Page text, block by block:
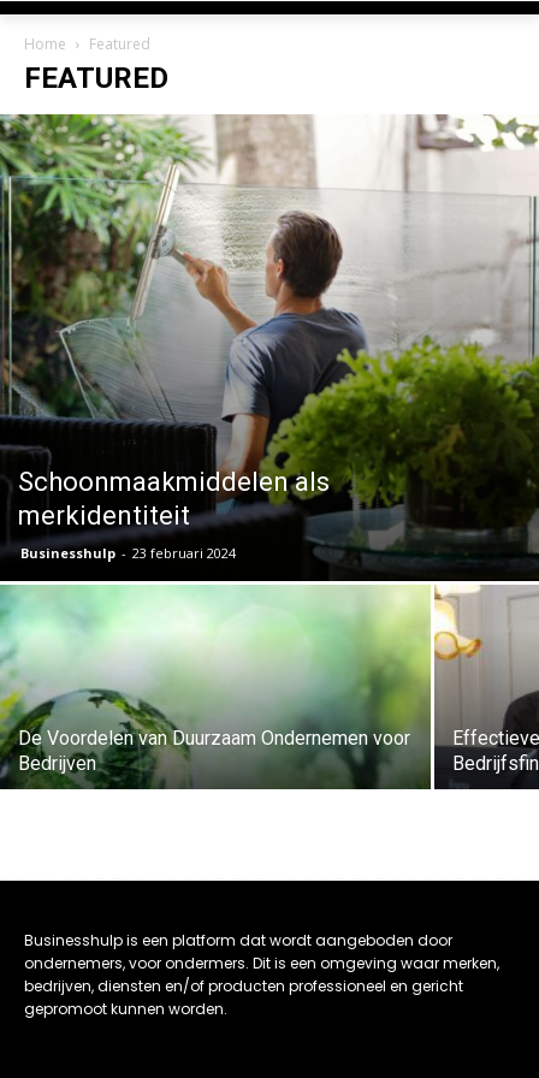
Home Featured
FEATURED
Schoonmaakmiddelen als
merkidentiteit
Businesshulp - 23 februari 2024
De Voordelen van Duurzaam Ondernemen voor
Bedrijven
Businesshulp is een platform dat wordt aangeboden door
ondernemers, voor ondermers. Dit is een omgeving waar merken,
bedrijven, diensten en/of producten professioneel en gericht
gepromoot kunnen worden.